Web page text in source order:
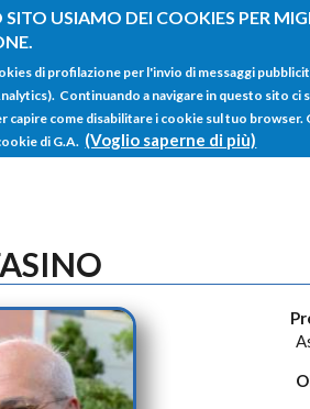
USIAMO DEI COOKIES PER
di profilazione per l'invio di messaggi
Continuando a navigare in questo sito ci
capire come disabilitare i cookie sul tuo
di G.A. (Voglio saperne di più)